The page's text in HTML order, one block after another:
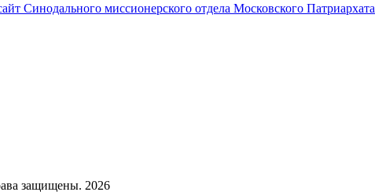
Синодального миссионерского отдела Московского Патриархата
защищены. 2026